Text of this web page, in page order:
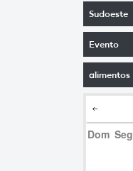
Sudoeste
Evento
alimentos
Dom Seg